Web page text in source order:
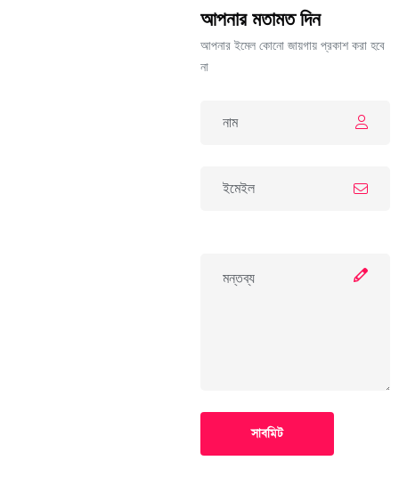
আপনার মতামত দিন
আপনার ইমেল কোনো জায়গায় প্রকাশ করা হবে
না
সাবমিট